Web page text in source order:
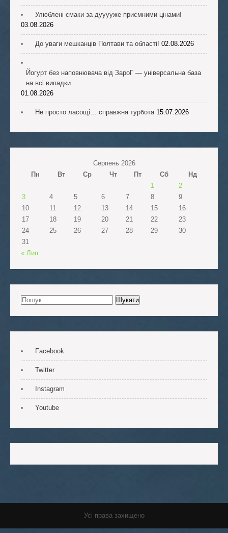
Улюблені смаки за дууууже приємними цінами!
03.08.2026
До уваги мешканців Полтави та області! 02.08.2026
Йогурт без наповнювача від ЗароГ — універсальна база
на всі випадки
01.08.2026
Не просто ласощі… справжня турбота 15.07.2026
Серпень 2026
Пн
Вт Ср Чт Пт Сб
Нд
1
2
3
4 5 6 7 8
9
10
11 12 13 14 15
16
17
18 19 20 21 22
23
24
25 26 27 28 29
30
31
« Лип
Facebook
Twitter
Instagram
Youtube
Усі права захищено